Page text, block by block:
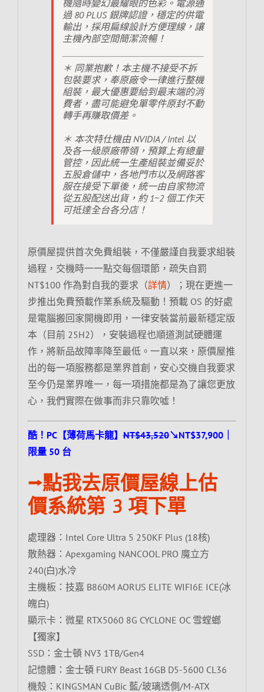
機隨時變幻最耀眼的色彩。電源通
過 80 PLUS 銀牌認證，穩定的供電
輸出，採用扁線設計方便理線，讓
主機內部空間簡潔流暢！
＊ 同業抱歉！本主機不接受不拆
包裝要求，奉原廠令一律進行整機
組裝，最大優惠要給到最末端的消
費者，盡可能避免單零件原封不動
轉手再賺取價差。
＊ 本次特仕機由 NVIDIA / Intel 以
及各一級原廠帶領，預算上有總量
管控，因此統一生產組裝並備妥於
五股倉儲中，各地門市以及網路客
服在接受下單後，統一由自家物流
從五股配送出貨，約 1~2 個工作天
可抵達全台各分店！
原價屋提供首次免費組裝，不僅嚴謹自我要求組裝
過程，交機時一一點交每個環節，疏失自罰
NT$100 作為對自我的要求（詳情）；現在更進一
步推出免費預載作業系統及驅動！預載 OS 的好處
是電腦搬回家開機即用，一律安裝當前最新穩定版
本（目前 25H2），安裝過程也順道測試硬體運
作，將新品故障率降至最低。一直以來，原價屋推
出的每一項服務都是業界首創，安心交機自我要求
至今仍是業界唯一，每一項措施都是為了讓您更放
心，我們實際在做事而非只靠吹噓！
酷！PC【薄荷馬卡龍】NT$43,520↘NT$37,900｜
限量 50 台
⭢點我去原價屋線上估
價系統第 3 項下單
處理器：Intel Core Ultra 5 250KF Plus (18核)
散熱器：Apexgaming NANCOOL PRO 魔立方
240(白)水冷
主機板：技嘉 B860M AORUS ELITE WIFI6E ICE(冰
魄白)
顯示卡：微星 RTX5060 8G CYCLONE OC 雪螳螂
【獨家】
SSD：金士頓 NV3 1TB/Gen4
記憶體：金士頓 FURY Beast 16GB D5-5600 CL36
機殼：KINGSMAN CuBic 藍/玻璃透側/M-ATX